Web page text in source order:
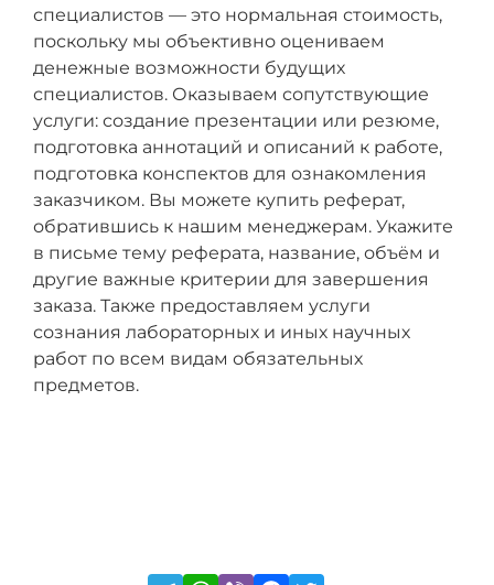
специалистов — это нормальная стоимость,
поскольку мы объективно оцениваем
денежные возможности будущих
специалистов. Оказываем сопутствующие
услуги: создание презентации или резюме,
подготовка аннотаций и описаний к работе,
подготовка конспектов для ознакомления
заказчиком. Вы можете купить реферат,
обратившись к нашим менеджерам. Укажите
в письме тему реферата, название, объём и
другие важные критерии для завершения
заказа. Также предоставляем услуги
сознания лабораторных и иных научных
работ по всем видам обязательных
предметов.